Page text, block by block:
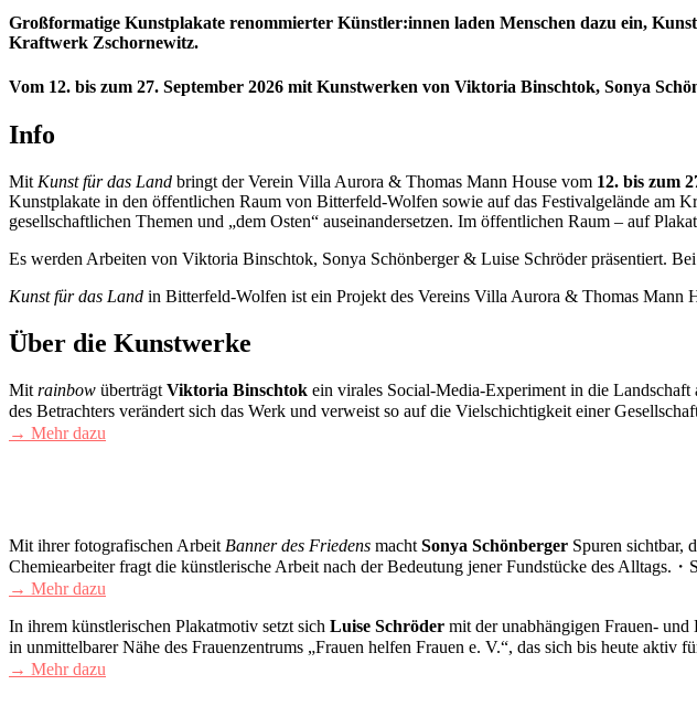
Großformatige Kunstplakate renommierter Künstler:innen laden Menschen dazu ein,
Kraftwerk Zschornewitz.
Vom 12. bis zum 27. September 2026 mit Kunstwerken von Viktoria Binschtok, Sonya
Info
Mit Kunst für das Land bringt der Verein Villa Aurora & Thomas Mann House vom 12. bis zum
Kunstplakate in den öffentlichen Raum von Bitterfeld-Wolfen sowie auf das Festivalgelände am
gesellschaftlichen Themen und „dem Osten“ auseinandersetzen. Im öffentlichen Raum – auf
Es werden Arbeiten von Viktoria Binschtok, Sonya Schönberger & Luise Schröder präsentiert.
Kunst für das Land in Bitterfeld-Wolfen ist ein Projekt des Vereins Villa Aurora & Thomas Mann
Über die Kunstwerke
Mit rainbow überträgt Viktoria Binschtok ein virales Social-Media-Experiment in die
des Betrachters verändert sich das Werk und verweist so auf die Vielschichtigkeit einer
→ Mehr dazu
Mit ihrer fotografischen Arbeit Banner des Friedens macht Sonya Schönberger Spuren sichtbar,
Chemiearbeiter fragt die künstlerische Arbeit nach der Bedeutung jener Fundstücke des Alltags.・
→ Mehr dazu
In ihrem künstlerischen Plakatmotiv setzt sich Luise Schröder mit der unabhängigen Frauen-
in unmittelbarer Nähe des Frauenzentrums „Frauen helfen Frauen e. V.“, das sich bis heute
→ Mehr dazu